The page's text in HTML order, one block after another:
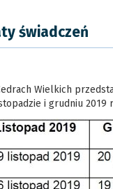
świadczeń
Wielkich
i grudniu 2019